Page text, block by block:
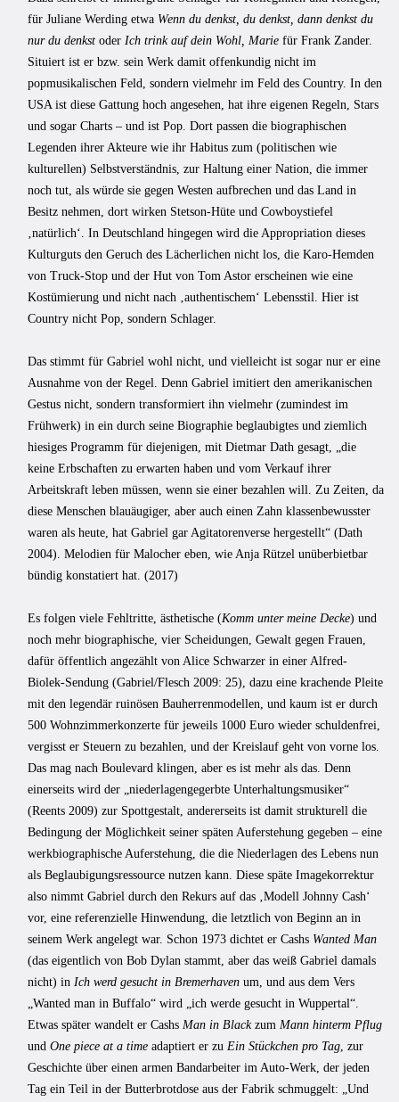
für Juliane Werding etwa Wenn du denkst, du denkst, dann denkst du
nur du denkst oder Ich trink auf dein Wohl, Marie für Frank Zander.
Situiert ist er bzw. sein Werk damit offenkundig nicht im
popmusikalischen Feld, sondern vielmehr im Feld des Country. In den
USA ist diese Gattung hoch angesehen, hat ihre eigenen Regeln, Stars
und sogar Charts – und ist Pop. Dort passen die biographischen
Legenden ihrer Akteure wie ihr Habitus zum (politischen wie
kulturellen) Selbstverständnis, zur Haltung einer Nation, die immer
noch tut, als würde sie gegen Westen aufbrechen und das Land in
Besitz nehmen, dort wirken Stetson-Hüte und Cowboystiefel
‚natürlich‘. In Deutschland hingegen wird die Appropriation dieses
Kulturguts den Geruch des Lächerlichen nicht los, die Karo-Hemden
von Truck-Stop und der Hut von Tom Astor erscheinen wie eine
Kostümierung und nicht nach ‚authentischem‘ Lebensstil. Hier ist
Country nicht Pop, sondern Schlager.
Das stimmt für Gabriel wohl nicht, und vielleicht ist sogar nur er eine
Ausnahme von der Regel. Denn Gabriel imitiert den amerikanischen
Gestus nicht, sondern transformiert ihn vielmehr (zumindest im
Frühwerk) in ein durch seine Biographie beglaubigtes und ziemlich
hiesiges Programm für diejenigen, mit Dietmar Dath gesagt, „die
keine Erbschaften zu erwarten haben und vom Verkauf ihrer
Arbeitskraft leben müssen, wenn sie einer bezahlen will. Zu Zeiten, da
diese Menschen blauäugiger, aber auch einen Zahn klassenbewusster
waren als heute, hat Gabriel gar Agitatorenverse hergestellt“ (Dath
2004). Melodien für Malocher eben, wie Anja Rützel unüberbietbar
bündig konstatiert hat. (2017)
Es folgen viele Fehltritte, ästhetische (Komm unter meine Decke) und
noch mehr biographische, vier Scheidungen, Gewalt gegen Frauen,
dafür öffentlich angezählt von Alice Schwarzer in einer Alfred-
Biolek-Sendung (Gabriel/Flesch 2009: 25), dazu eine krachende Pleite
mit den legendär ruinösen Bauherrenmodellen, und kaum ist er durch
500 Wohnzimmerkonzerte für jeweils 1000 Euro wieder schuldenfrei,
vergisst er Steuern zu bezahlen, und der Kreislauf geht von vorne los.
Das mag nach Boulevard klingen, aber es ist mehr als das. Denn
einerseits wird der „niederlagengegerbte Unterhaltungsmusiker“
(Reents 2009) zur Spottgestalt, andererseits ist damit strukturell die
Bedingung der Möglichkeit seiner späten Auferstehung gegeben – eine
werkbiographische Auferstehung, die die Niederlagen des Lebens nun
als Beglaubigungsressource nutzen kann. Diese späte Imagekorrektur
also nimmt Gabriel durch den Rekurs auf das ‚Modell Johnny Cash‘
vor, eine referenzielle Hinwendung, die letztlich von Beginn an in
seinem Werk angelegt war. Schon 1973 dichtet er Cashs Wanted Man
(das eigentlich von Bob Dylan stammt, aber das weiß Gabriel damals
nicht) in Ich werd gesucht in Bremerhaven um, und aus dem Vers
„Wanted man in Buffalo“ wird „ich werde gesucht in Wuppertal“.
Etwas später wandelt er Cashs Man in Blackzum Mann hinterm Pflug
und One piece at a time adaptiert er zu Ein Stückchen pro Tag , zur
Geschichte über einen armen Bandarbeiter im Auto-Werk, der jeden
Tag ein Teil in der Butterbrotdose aus der Fabrik schmuggelt: „Und